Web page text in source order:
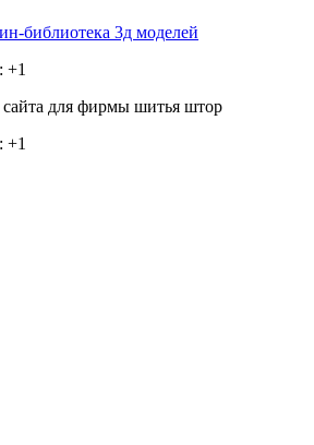
библиотека 3д моделей
+1
сайта для фирмы шитья штор
+1